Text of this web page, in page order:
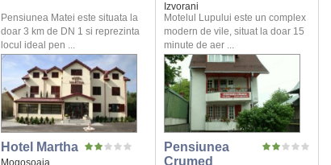
Pensiunea Matei este situata la
doar 3 km de DN 1 si reprezinta
locul ideal pen ...
Izvorani
Motelul Lupului este un complex
modern de vile, situat la doar 15
minute de aer ...
Hotel Martha
Mogosoaia
Pensiunea
Crumed